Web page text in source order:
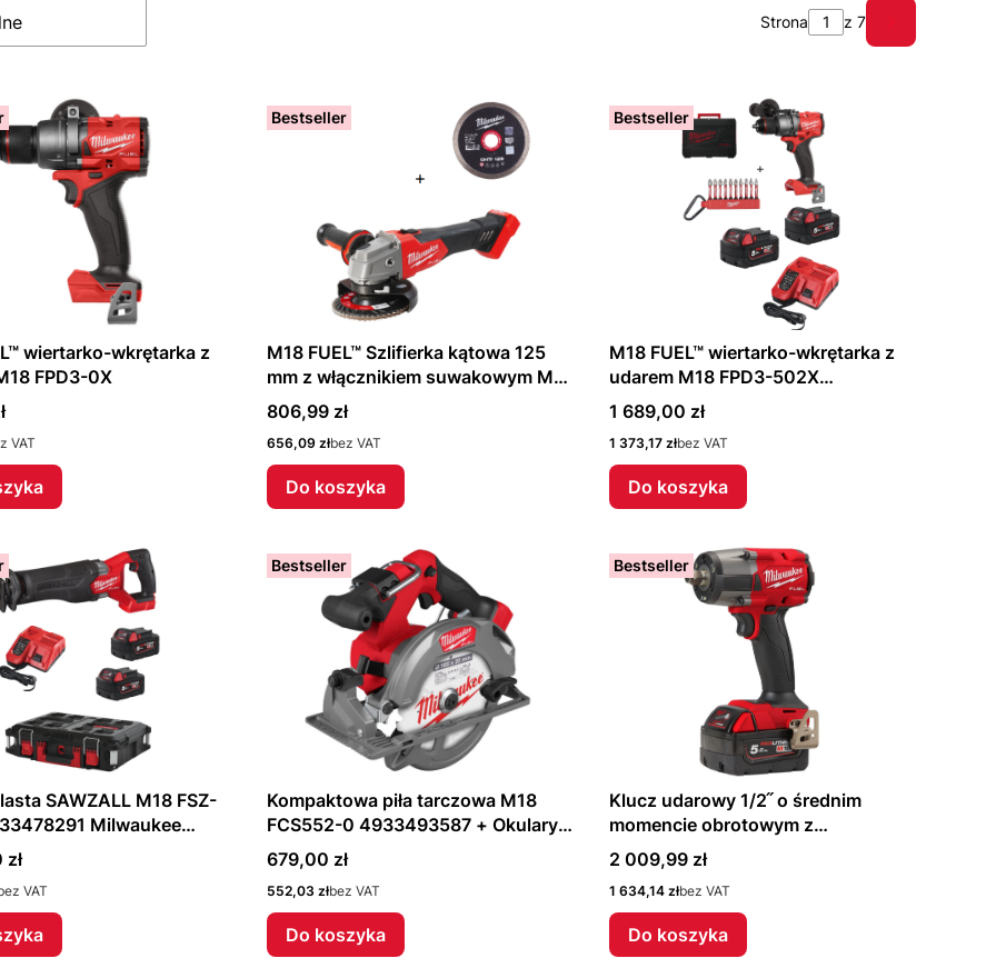
Strona z 7 Następne
wiertarko-wkrętarka z
FPD3-0X
VAT
Bestseller
M18 FUEL™ Szlifierka kątowa 125
mm z włącznikiem suwakowym M18
FSAG125X-0X + Tarcza
diamentowa Milwaukee Gratis!!!
Cena
806,99 zł
Cena
656,09 złbez VAT
Do koszyka
Bestseller
M18 FUEL™ wiertarko-wkrętarka z
udarem M18 FPD3-502X
4933479860 + zestaw bitów
Milwaukee 4932492939 Gratis!!!
Cena
1 689,00 zł
Cena
1 373,17 złbez VAT
Do koszyka
SAWZALL M18 FSZ-
Milwaukee
VAT
Bestseller
Kompaktowa piła tarczowa M18
FCS552-0 4933493587 + Okulary
przyciemniane 4932478764
Milwaukee Gratis!!!
Cena
679,00 zł
Cena
552,03 złbez VAT
Do koszyka
Bestseller
Klucz udarowy 1/2˝ o średnim
momencie obrotowym z
pierścieniem zabezpieczającym
M18 FMTIW2F12-502X
4933478450 Milwaukee
Cena
2 009,99 zł
Cena
1 634,14 złbez VAT
Do koszyka